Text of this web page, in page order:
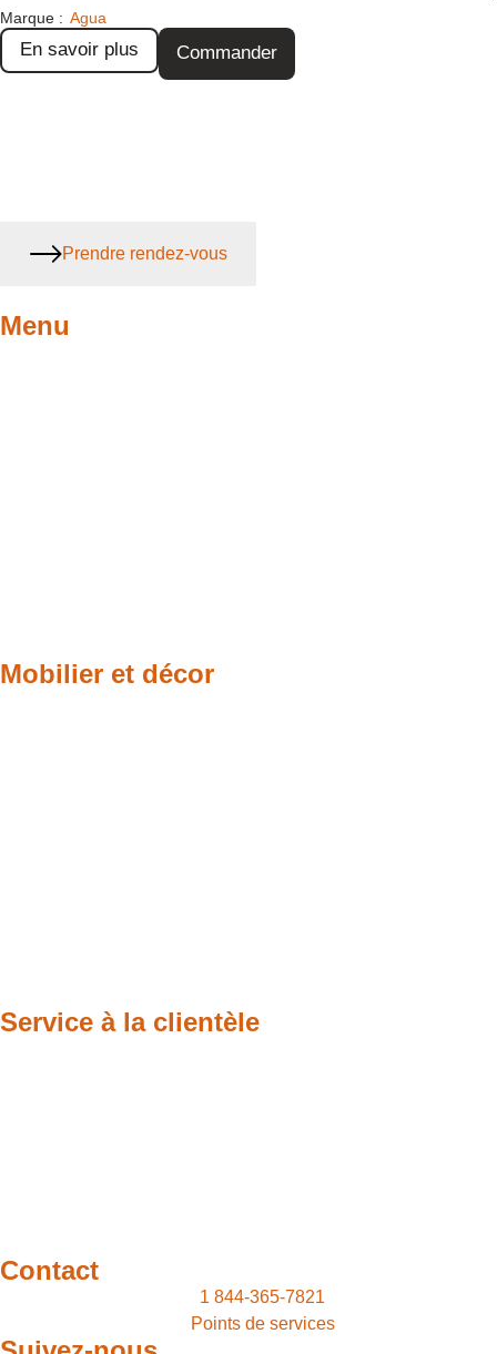
Marque : Agua
En savoir plus Commander
Prendre rendez-vous
Menu
Mobilier et décor
Service à la clientèle
Contact
1 844-365-7821
Points de services